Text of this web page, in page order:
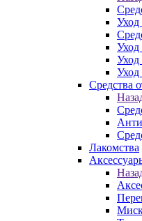
Уход
Уход
Уход
Уход
Средства
Лакомства